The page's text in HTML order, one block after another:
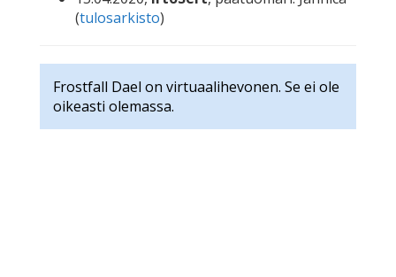
(tulosarkisto)
Frostfall Dael on virtuaalihevonen. Se ei ole
oikeasti olemassa.